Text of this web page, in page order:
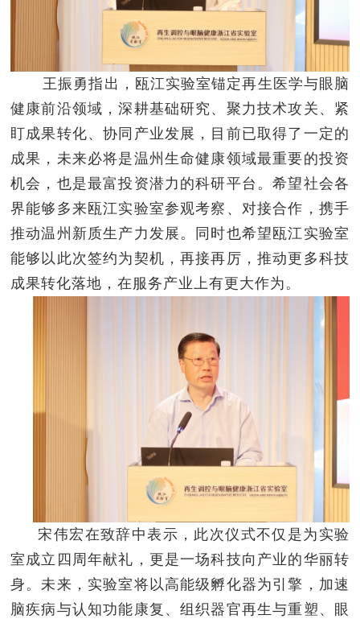
王振勇指出，瓯江实验室锚定再生医学与眼脑
健康前沿领域，深耕基础研究、聚力技术攻关、紧
盯成果转化、协同产业发展，目前已取得了一定的
成果，未来必将是温州生命健康领域最重要的投资
机会，也是最富投资潜力的科研平台。希望社会各
界能够多来瓯江实验室参观考察、对接合作，携手
推动温州新质生产力发展。同时也希望瓯江实验室
能够以此次签约为契机，再接再厉，推动更多科技
成果转化落地，在服务产业上有更大作为。
宋伟宏在致辞中表示，此次仪式不仅是为实验
室成立四周年献礼，更是一场科技向产业的华丽转
身。未来，实验室将以高能级孵化器为引擎，加速
脑疾病与认知功能康复、组织器官再生与重塑、眼